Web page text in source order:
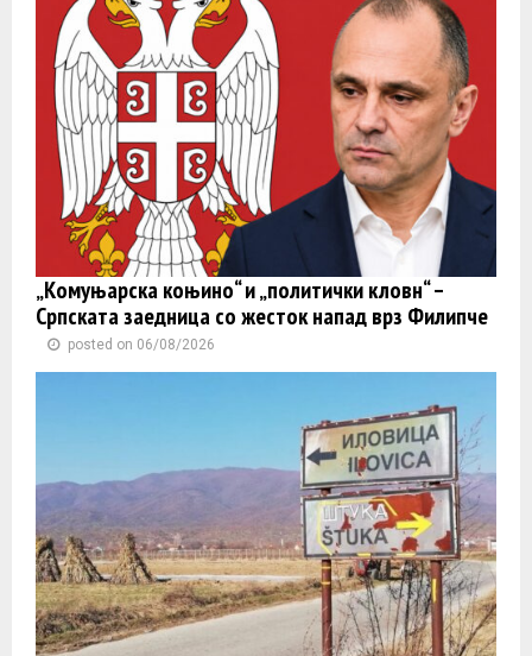
„Комуњарска коњино“ и „политички кловн“ –
Српската заедница со жесток напад врз Филипче
posted on 06/08/2026